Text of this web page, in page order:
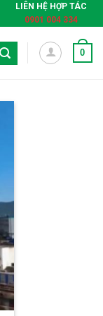
LIÊN HỆ HỢP TÁC
0901 004 334
0